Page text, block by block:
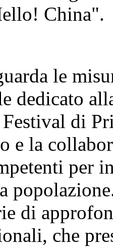
China".
le
dedicato
Festival di
e la
per
di
che